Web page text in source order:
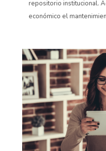
repositorio institucional.
económico el